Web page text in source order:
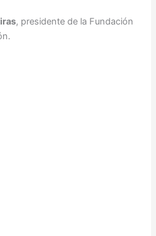
, presidente de la Fundación